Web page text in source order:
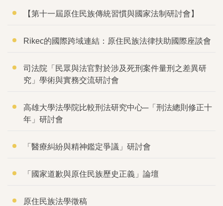
【第十一屆原住民族傳統習慣與國家法制研討會】
Rikec的國際跨域連結：原住民族法律扶助國際座談會
司法院「民眾與法官對於涉及死刑案件量刑之差異研
究」學術與實務交流研討會
高雄大學法學院比較刑法研究中心─「刑法總則修正十
年」研討會
「醫療糾紛與精神鑑定爭議」研討會
「國家道歉與原住民族歷史正義」論壇
原住民族法學徵稿